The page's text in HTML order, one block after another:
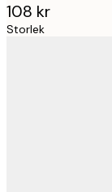
108 kr
Storlek